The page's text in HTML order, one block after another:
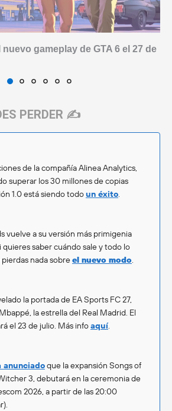
gameplay de GTA 6 el 27 de
PERDER ✍️
de la compañía Alinea Analytics,
superar los 30 millones de copias
1.0 está siendo todoun éxito.
vuelve a su versión más primigenia
quieres saber cuándo sale y todo lo
nada sobreel nuevo modo.
la portada de EA Sports FC 27,
la estrella del Real Madrid. El
el 23 de julio. Más infoaquí.
anunciadoque la expansión Songs of
3, debutará en la ceremonia de
2026, a partir de las 20:00